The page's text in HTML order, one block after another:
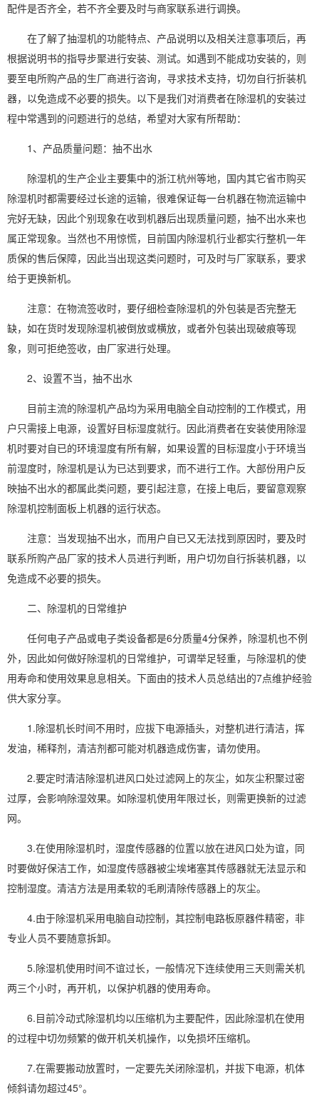
配件是否齐全，若不齐全要及时与商家联系进行调换。
在了解了抽湿机的功能特点、产品说明以及相关注意事项后，再
根据说明书的指导步聚进行安装、测试。如遇到不能成功安装的，则
要至电所购产品的生厂商进行咨询，寻求技术支持，切勿自行折装机
器，以免造成不必要的损失。以下是我们对消费者在除湿机的安装过
程中常遇到的问题进行的总结，希望对大家有所帮助：
1、产品质量问题：抽不出水
除湿机的生产企业主要集中的浙江杭州等地，国内其它省市购买
除湿机时都需要经过长途的运输，很难保证每一台机器在物流运输中
完好无缺，因此个别现象在收到机器后出现质量问题，抽不出水来也
属正常现象。当然也不用惊慌，目前国内除湿机行业都实行整机一年
质保的售后保障，因此当出现这类问题时，可及时与厂家联系，要求
给于更换新机。
注意：在物流签收时，要仔细检查除湿机的外包装是否完整无
缺，如在货时发现除湿机被倒放或横放，或者外包装出现破痕等现
象，则可拒绝签收，由厂家进行处理。
2、设置不当，抽不出水
目前主流的除湿机产品均为采用电脑全自动控制的工作模式，用
户只需接上电源，设置好目标湿度就行。因此消费者在安装使用除湿
机时要对自已的环境湿度有所有解，如果设置的目标湿度小于环境当
前湿度时，除湿机是认为已达到要求，而不进行工作。大部份用户反
映抽不出水的都属此类问题，要引起注意，在接上电后，要留意观察
除湿机控制面板上机器的运行状态。
注意：当发现抽不出水，而用户自已又无法找到原因时，要及时
联系所购产品厂家的技术人员进行判断，用户切勿自行拆装机器，以
免造成不必要的损失。
二、除湿机的日常维护
任何电子产品或电子类设备都是6分质量4分保养，除湿机也不例
外，因此如何做好除湿机的日常维护，可谓举足轻重，与除湿机的使
用寿命和使用效果息息相关。下面由的技术人员总结出的7点维护经验
供大家分享。
1.除湿机长时间不用时，应拔下电源插头，对整机进行清洁，挥
发油，稀释剂，清洁剂都可能对机器造成伤害，请勿使用。
2.要定时清洁除湿机进风口处过滤网上的灰尘，如灰尘积聚过密
过厚，会影响除湿效果。如除湿机使用年限过长，则需更换新的过滤
网。
3.在使用除湿机时，湿度传感器的位置以放在进风口处为谊，同
时要做好保洁工作，如湿度传感器被尘埃堵塞其传感器就无法显示和
控制湿度。清洁方法是用柔软的毛刷清除传感器上的灰尘。
4.由于除湿机采用电脑自动控制，其控制电路板原器件精密，非
专业人员不要随意拆卸。
5.除湿机使用时间不谊过长，一般情况下连续使用三天则需关机
两三个小时，再开机，以保护机器的使用寿命。
6.目前冷动式除湿机均以压缩机为主要配件，因此除湿机在使用
的过程中切勿频繁的做开机关机操作，以免损坏压缩机。
7.在需要搬动放置时，一定要先关闭除湿机，并拔下电源，机体
倾斜请勿超过45°。